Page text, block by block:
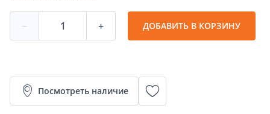
− + ДОБАВИТЬ В КОРЗИНУ
Посмотреть наличие